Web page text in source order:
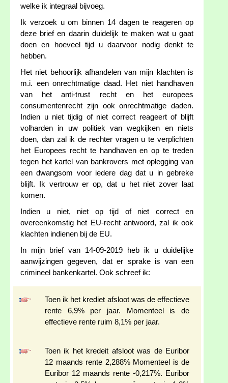
welke ik integraal bijvoeg.
Ik verzoek u om binnen 14 dagen te reageren op
deze brief en daarin duidelijk te maken wat u gaat
doen en hoeveel tijd u daarvoor nodig denkt te
hebben.
Het niet behoorlijk afhandelen van mijn klachten is
m.i. een onrechtmatige daad. Het niet handhaven
van het anti-trust recht en het europees
consumentenrecht zijn ook onrechtmatige daden.
Indien u niet tijdig of niet correct reageert of blijft
volharden in uw politiek van wegkijken en niets
doen, dan zal ik de rechter vragen u te verplichten
het Europees recht te handhaven en op te treden
tegen het kartel van bankrovers met oplegging van
een dwangsom voor iedere dag dat u in gebreke
blijft. Ik vertrouw er op, dat u het niet zover laat
komen.
Indien u niet, niet op tijd of niet correct en
overeenkomstig het EU-recht antwoord, zal ik ook
klachten indienen bij de EU.
In mijn brief van 14-09-2019 heb ik u duidelijke
aanwijzingen gegeven, dat er sprake is van een
crimineel bankenkartel. Ook schreef ik:
Toen ik het krediet afsloot was de effectieve
rente 6,9% per jaar. Momenteel is de
effectieve rente ruim 8,1% per jaar.
Toen ik het kredeit afsloot was de Euribor
12 maands rente 2,288% Momenteel is de
Euribor 12 maands rente -0,217%. Euribor